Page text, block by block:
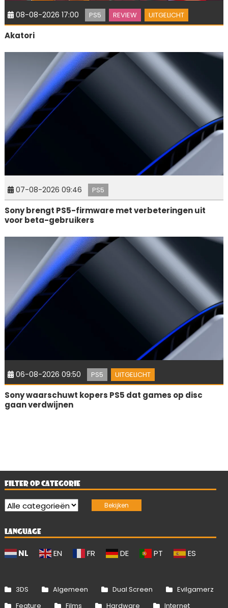
08-08-2026 17:00 PS5 REVIEW UITGELICHT
Akatori
07-08-2026 09:46 PS5
Sony brengt PS5-firmware met verbeteringen uit
voor beta-gebruikers
06-08-2026 09:50 PS5 UITGELICHT
Sony waarschuwt kopers PS5 dat games op disc
gaan verdwijnen
FILTER OP CATEGORIE
LANGUAGE
NL EN FR DE PT ES
3DS Algemeen Dual Screen
Evilgamerz
Feature
Films Hardware Internet